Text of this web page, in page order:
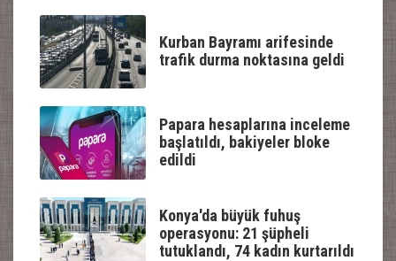
Kurban Bayramı arifesinde
trafik durma noktasına geldi
Papara hesaplarına inceleme
başlatıldı, bakiyeler bloke
edildi
Konya'da büyük fuhuş
operasyonu: 21 şüpheli
tutuklandı, 74 kadın kurtarıldı